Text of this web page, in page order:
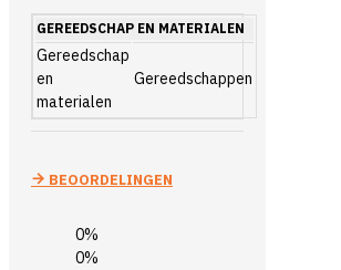
GEREEDSCHAP EN MATERIALEN
Gereedschap
en
materialen
Gereedschappen
BEOORDELINGEN
0%
0%